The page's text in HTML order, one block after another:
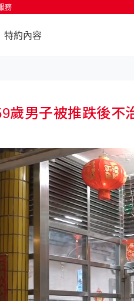
務
特約內容
歲男子被推跌後